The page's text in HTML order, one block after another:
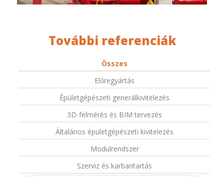
További referenciák
Összes
Előregyártás
Épületgépészeti generálkivitelezés
3D-felmérés és BIM tervezés
Általános épületgépészeti kivitelezés
Modulrendszer
Szerviz és karbantartás